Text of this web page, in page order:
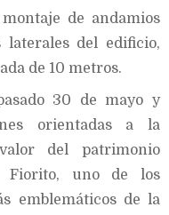
de andamios
del edificio,
de 10 metros.
30 de mayo y
orientadas a la
del patrimonio
Fiorito, uno de los
emblemáticos de la